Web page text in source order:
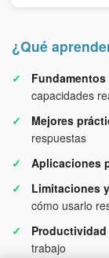
¿Qué
Fundamentos
capacidades
Mejores
respuestas
Aplicaciones
Limitaciones
cómo usarlo
trabajo